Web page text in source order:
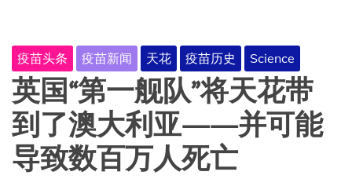
免
接
种
疫
苗
历
史
疫苗头条 疫苗新闻 天花 疫苗历史 Science
英国“第一舰队”将天花带
到了澳大利亚——并可能
导致数百万人死亡